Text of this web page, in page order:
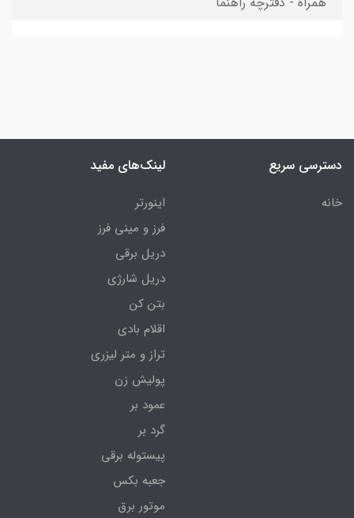
دسترسی سریع
خانه
لینک‌های مفید
اینورتر
فرز و مینی فرز
دریل برقی
دریل شارژی
بتن کن
اقلام بادی
تراز و متر لیزری
پولیش زن
عمود بر
گرد بر
پیستوله برقی
جعبه بکس
موتور برق